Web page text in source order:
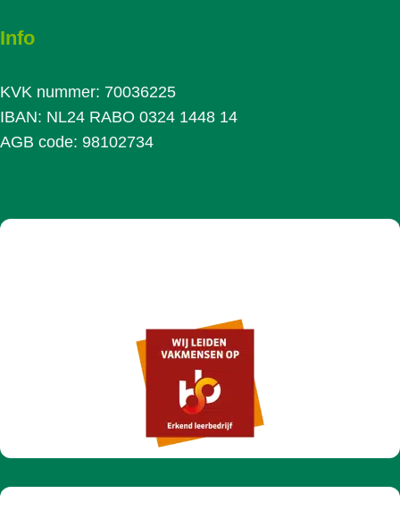
Info
KVK nummer: 70036225
IBAN: NL24 RABO 0324 1448 14
AGB code: 98102734